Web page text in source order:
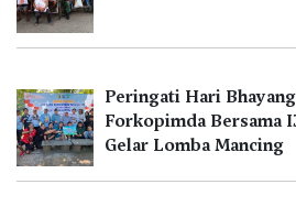
Peringati Hari
Forkopimda Bersama
Gelar Lomba Mancing